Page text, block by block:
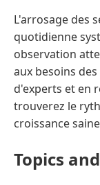
L'arrosage des
quotidienne
observation
aux besoins
d'experts et en
trouverez le
croissance
Topics